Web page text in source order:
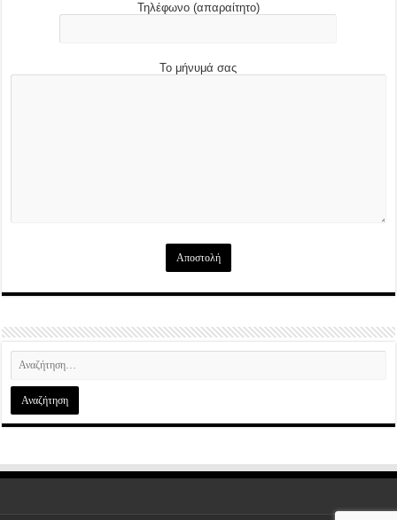
Τηλέφωνο (απαραίτητο)
Το μήνυμά σας